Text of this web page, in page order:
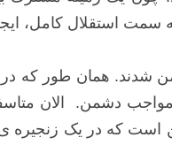
استقلال کامل،
شدند. همان طور که
دشمن. الان
است که در یک